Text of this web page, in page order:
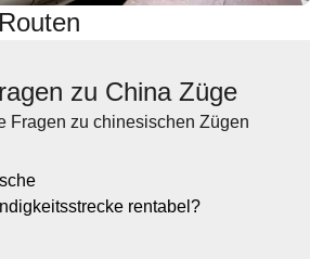
zu China Züge
Fragen zu chinesischen Zügen
rentabel?